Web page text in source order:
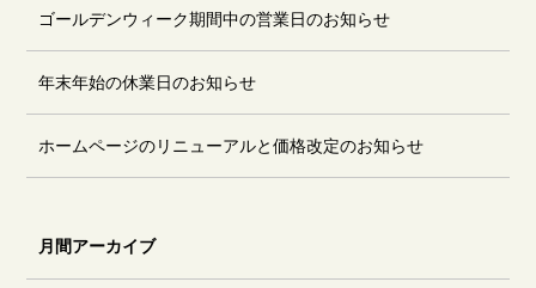
ゴールデンウィーク期間中の営業日のお知らせ
年末年始の休業日のお知らせ
ホームページのリニューアルと価格改定のお知らせ
月間アーカイブ